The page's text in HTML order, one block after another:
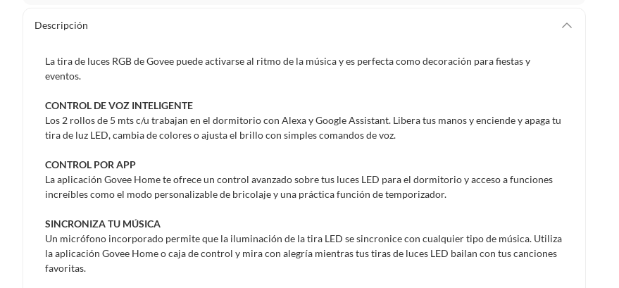
Debe estar en perfecto estado, con todas sus etiquetas, sellos intactos y sin uso, tal como te lo entregamos. Ten
Productos que, por su naturaleza, no puedan ser devueltos, puedan deteriorarse o caducar con rapidez.
De uso personal.
En sodimac.cl te damos 30 días desde que recibes el producto. Debe estar en perfecto estado, con todas sus
programas para el computador.
Productos que han sido informados como imperfectos, usados, reparados, abiertos, de segunda selección,
remanufacturados o con alguna deficiencia, que sean comprados en esa condición a un precio reducido.
Alimentos, bebidas, medicamentos, suplementos alimenticios, vitaminas, entre otros análogos.
Pinturas de un color a solicitud.
Descripción
La tira de luces RGB de Govee puede activarse al ritmo de la música y es perfecta como decoración para fiestas y
eventos.
CONTROL DE VOZ INTELIGENTE
Los 2 rollos de 5 mts c/u trabajan en el dormitorio con Alexa y Google Assistant. Libera tus manos y enciende y apaga tu
tira de luz LED, cambia de colores o ajusta el brillo con simples comandos de voz.
CONTROL POR APP
La aplicación Govee Home te ofrece un control avanzado sobre tus luces LED para el dormitorio y acceso a funciones
increíbles como el modo personalizable de bricolaje y una práctica función de temporizador.
SINCRONIZA TU MÚSICA
Un micrófono incorporado permite que la iluminación de la tira LED se sincronice con cualquier tipo de música. Utiliza
la aplicación Govee Home o caja de control y mira con alegría mientras tus tiras de luces LED bailan con tus canciones
favoritas.